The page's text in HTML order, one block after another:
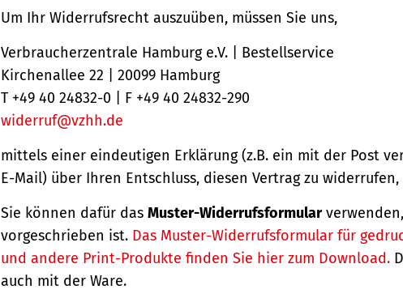
Um Ihr Widerrufsrecht auszuüben, müssen Sie uns,
Verbraucherzentrale Hamburg e.V. | Bestellservice
Kirchenallee 22 | 20099 Hamburg
T +49 40 24832-0 | F +49 40 24832-290
widerruf@vzhh.de
mittels einer eindeutigen Erklärung (z.B. ein mit der Post
E-Mail) über Ihren Entschluss, diesen Vertrag zu
Sie können dafür das Muster-Widerrufsformular
vorgeschrieben ist. Das Muster-Widerrufsformular für
und andere Print-Produkte finden Sie hier zum Download.
auch mit der Ware.